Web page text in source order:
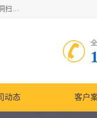
正检信服提供软件产品登记测试；科技项目验收测试；产品确认测试；功能测试；性能测试；安全测试；代码审计测试；漏洞扫描测试；渗透测试；风险评估测试；信息安全等级保护测评；双软认定；实验室建设质量体系建设；软件着作权、软件评测等服务。
动态 客户